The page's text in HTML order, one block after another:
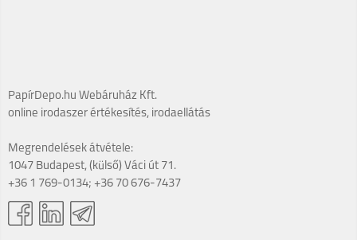
PapírDepo.hu Webáruház Kft.
online irodaszer értékesítés, irodaellátás
Megrendelések átvétele:
1047 Budapest, (külső) Váci út 71.
+36 1 769-0134; +36 70 676-7437